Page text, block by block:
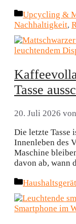
Kategorien
Upcycling &
Nachhaltigkeit,
Tasse
20. Juli 2026 von
Die letzte Tasse
Innenleben des
Maschine
davon ab, wann
Kategorien